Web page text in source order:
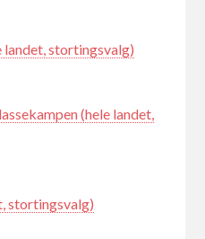
stortingsvalg)
(hele landet,
stortingsvalg)